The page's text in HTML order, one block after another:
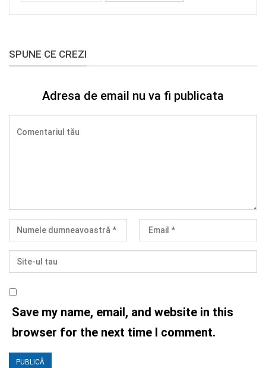
SPUNE CE CREZI
Adresa de email nu va fi publicata
Save my name, email, and website in this
browser for the next time I comment.